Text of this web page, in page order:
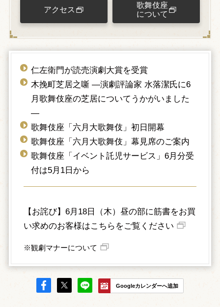
アクセス
歌舞伎座
について
仁左衛門が読売演劇大賞を受賞
木挽町芝居之噺 ―演劇評論家 水落潔氏に6
月歌舞伎座の芝居についてうかがいました
―
歌舞伎座「六月大歌舞伎」初日開幕
歌舞伎座「六月大歌舞伎」幕見席のご案内
歌舞伎座「イベント託児サービス」6月分受
付は5月1日から
【お詫び】6月18日（木）昼の部に筋書をお買
い求めのお客様はこちらをご覧ください
※観劇マナーについて
Googleカレンダーへ追加